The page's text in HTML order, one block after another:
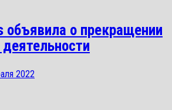
объявила о прекращении
2022